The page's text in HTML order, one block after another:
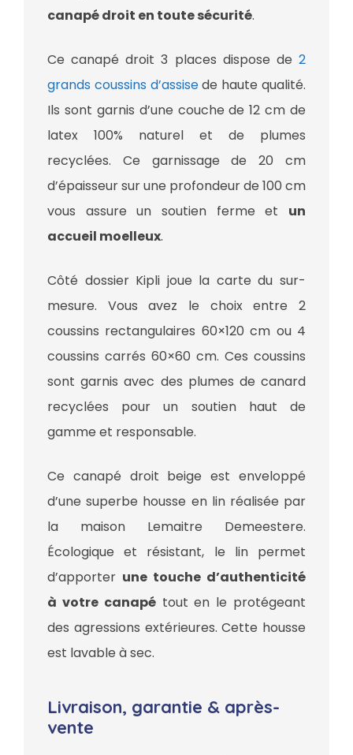
canapé droit en toute sécurité.
Ce canapé droit 3 places dispose de 2
grands coussins d’assisede haute qualité.
Ils sont garnis d’une couche de 12 cm de
latex 100% naturel et de plumes
recyclées. Ce garnissage de 20 cm
d’épaisseur sur une profondeur de 100 cm
vous assure un soutien ferme et un
accueil moelleux.
Côté dossier Kipli joue la carte du sur-
mesure. Vous avez le choix entre 2
coussins rectangulaires 60×120 cm ou 4
coussins carrés 60×60 cm. Ces coussins
sont garnis avec des plumes de canard
recyclées pour un soutien haut de
gamme et responsable.
Ce canapé droit beige est enveloppé
d’une superbe housse en lin réalisée par
la maison Lemaitre Demeestere.
Écologique et résistant, le lin permet
d’apporter une touche d’authenticité
à votre canapétout en le protégeant
des agressions extérieures. Cette housse
est lavable à sec.
Livraison, garantie & après-
vente